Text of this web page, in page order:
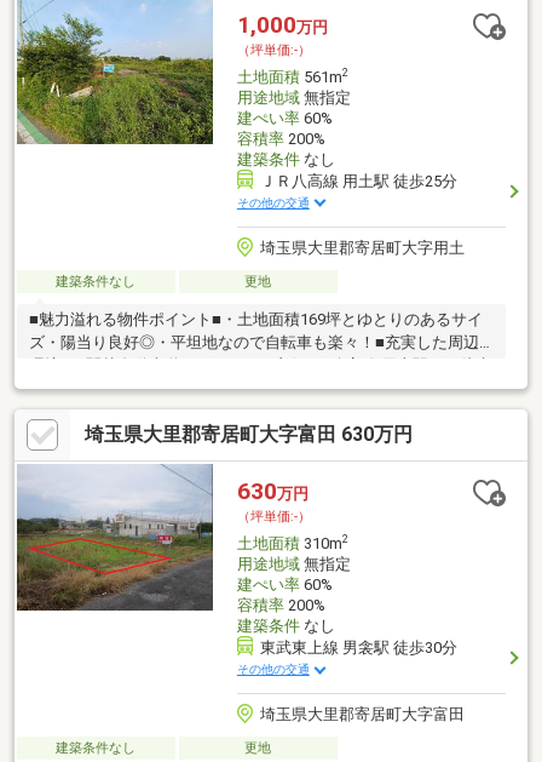
1,000万円
（坪単価:-）
土地面積561m2
用途地域無指定
建ぺい率60%
容積率200%
建築条件なし
ＪＲ八高線 用土駅 徒歩25分
その他の交通
埼玉県大里郡寄居町大字用土
建築条件なし 更地
■魅力溢れる物件ポイント■・土地面積169坪とゆとりのあるサイ
ズ・陽当り良好◎・平坦地なので自転車も楽々！■充実した周辺
25分・用土小学校まで徒歩20分・林りくろう診療所まで徒歩9分
古郡グループの不動産部門です。大正3年に創業し地域密着で営業
しております。不動産から注文住宅・リフォーム・お庭づくり、
アパート・マンションのご紹介、さらには土地活用まで、お客様
と一生涯のお付き合いが出来るよう誠心誠意努力してまいりま
す。
埼玉県大里郡寄居町大字富田 630万円
630万円
（坪単価:-）
土地面積310m2
用途地域無指定
建ぺい率60%
容積率200%
建築条件なし
東武東上線 男衾駅 徒歩30分
その他の交通
埼玉県大里郡寄居町大字富田
建築条件なし 更地